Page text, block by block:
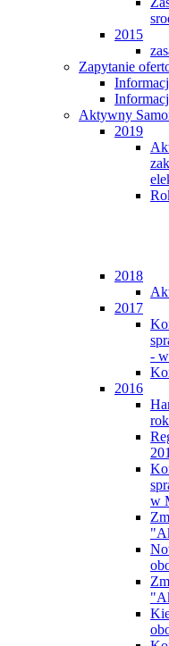
2015
Zapytanie
Aktywny
2019
2018
2017
-
2016
w